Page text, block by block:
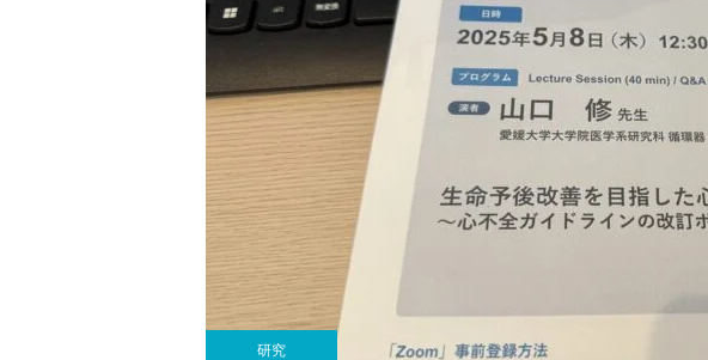
研究